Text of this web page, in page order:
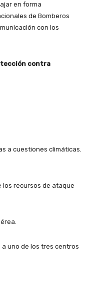
en forma
de Bomberos
con los
contra
a cuestiones climáticas.
recursos de ataque
uno de los tres centros